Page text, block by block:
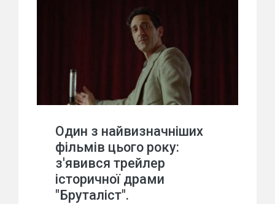
Один з найвизначніших
фільмів цього року:
з'явився трейлер
історичної драми
"Бруталіст".